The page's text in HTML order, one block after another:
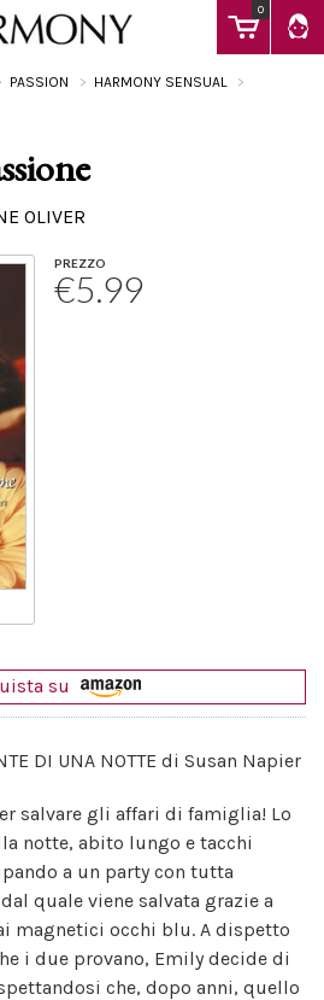
0
PASSION
HARMONY SENSUAL
OLIVER
PREZZO
€5.99
su
DI UNA NOTTE di Susan Napier
salvare gli affari di famiglia! Lo
notte, abito lungo e tacchi
a un party con tutta
quale viene salvata grazie a
magnetici occhi blu. A dispetto
i due provano, Emily decide di
che, dopo anni, quello